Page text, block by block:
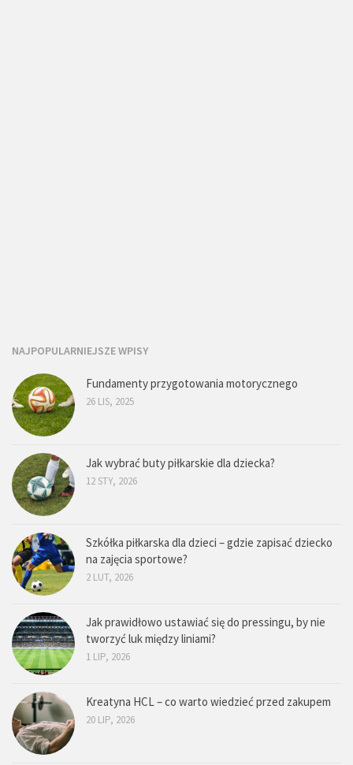
NAJPOPULARNIEJSZE WPISY
Fundamenty przygotowania motorycznego
26 LIS, 2025
Jak wybrać buty piłkarskie dla dziecka?
12 STY, 2026
Szkółka piłkarska dla dzieci – gdzie zapisać dziecko
na zajęcia sportowe?
2 LUT, 2026
Jak prawidłowo ustawiać się do pressingu, by nie
tworzyć luk między liniami?
1 LIP, 2026
Kreatyna HCL – co warto wiedzieć przed zakupem
20 LIP, 2026